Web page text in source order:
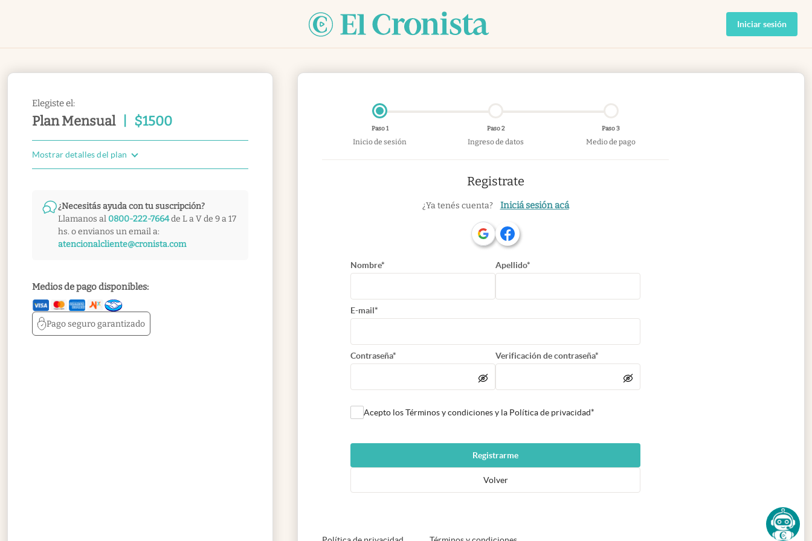
Iniciar sesión
Elegiste el:
Plan Mensual $1500
Mostrar detalles del plan
¿Necesitás ayuda con tu suscripción?
Llamanos al 0800-222-7664de L a V de 9 a 17
hs. o envianos un email a:
atencionalcliente@cronista.com
Medios de pago disponibles:
Pago segurogarantizado
Paso 1
Inicio de sesión
Paso 2
Ingreso de datos
Paso 3
Medio de pago
Registrate
¿Ya tenés cuenta? Iniciá sesión acá
Nombre* Apellido*
E-mail*
Contraseña* Verificación de contraseña*
Acepto los Términos y condiciones y la Política de privacidad*
Registrarme
Volver